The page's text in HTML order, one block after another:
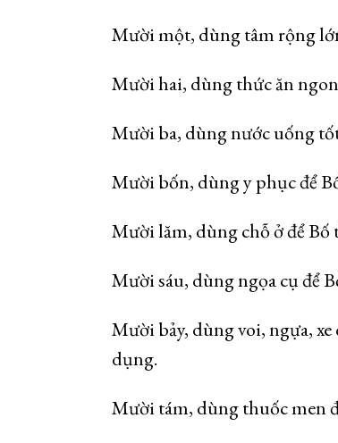
Mười một, dùng tâm rộng
Mười hai, dùng thức ăn
Mười ba, dùng nước uống
Mười bốn, dùng y phục để
Mười lăm, dùng chỗ ở để Bố
Mười sáu, dùng ngọa cụ để
Mười bảy, dùng voi, ngựa,
dụng.
Mười tám, dùng thuốc men